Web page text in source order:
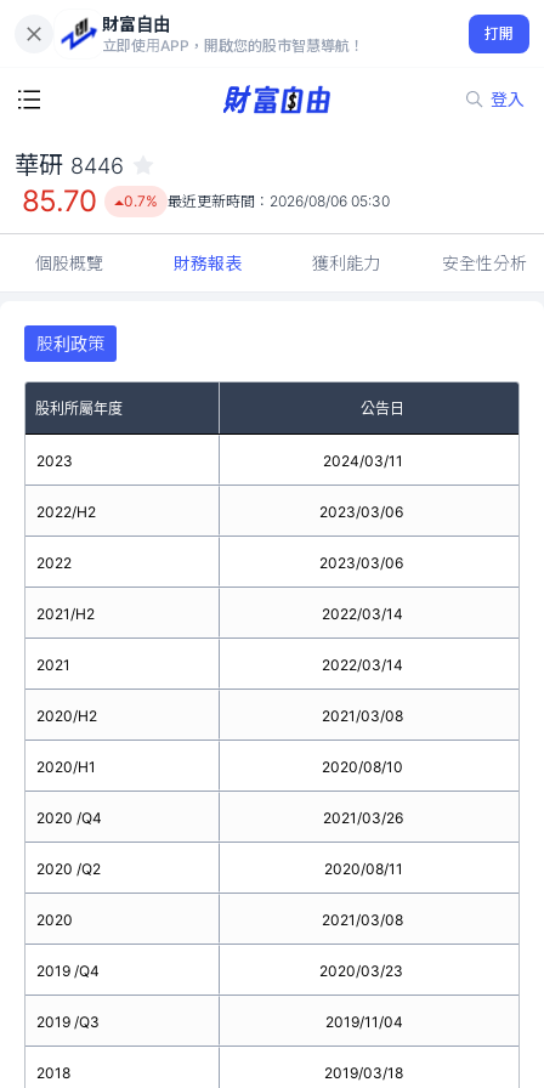
財富自由
立即使用APP，開啟您的股市智慧導航！
打開
登入
85.70
0.7%
華研 8446
85.70 0.7% 最近更新時間： 2026/08/06 05:30
個股概覽 財務報表 獲利能力 安全性分析
股利政策
股利所屬年度 公告日
2023
2022/H2
2022
2021/H2
2021
2020/H2
2020/H1
2020 /Q4
2020 /Q2
2020
2019 /Q4
2019 /Q3
2018
2024/03/11
2023/03/06
2023/03/06
2022/03/14
2022/03/14
2021/03/08
2020/08/10
2021/03/26
2020/08/11
2021/03/08
2020/03/23
2019/11/04
2019/03/18